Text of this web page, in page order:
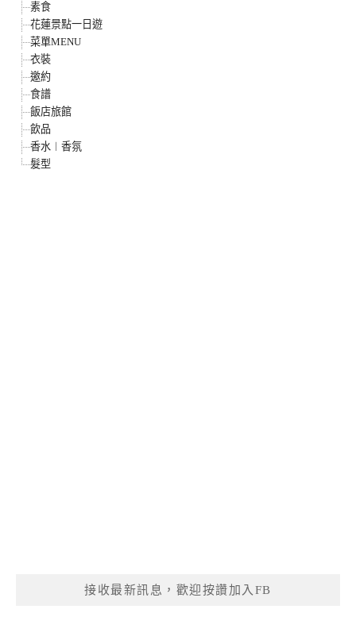
素食
花蓮景點一日遊
菜單MENU
衣裝
邀約
食譜
飯店旅館
飲品
香水︱香氛
髮型
接收最新訊息，歡迎按讚加入FB